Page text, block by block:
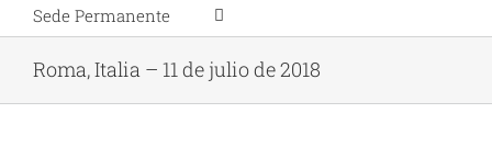
Sede Permanente
Roma, Italia – 11 de julio de 2018